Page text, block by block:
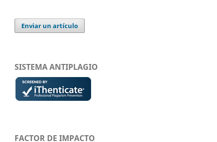
Enviar un artículo
SISTEMA ANTIPLAGIO
FACTOR DE IMPACTO